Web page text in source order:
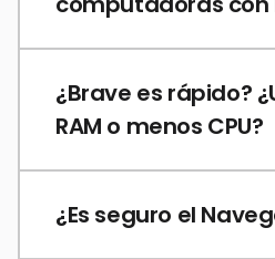
¿Brave es rápido?
RAM o menos CPU?
¿Es seguro el